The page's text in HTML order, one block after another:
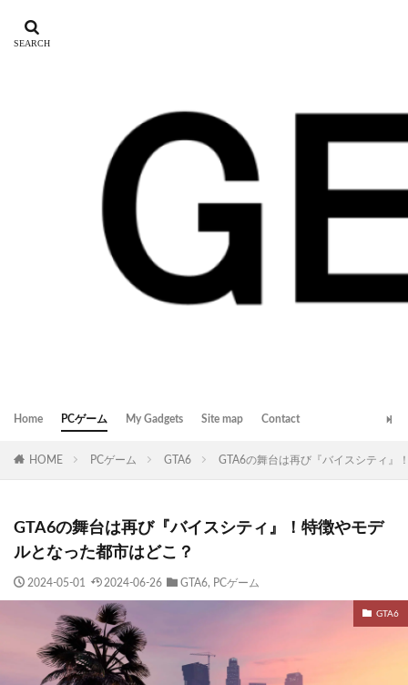
Home PCゲーム My Gadgets Site map Contact
HOME PCゲーム GTA6 GTA6の舞台は再び『バイスシティ』
GTA6の舞台は再び『バイスシティ』！特徴やモデ
ルとなった都市はどこ？
2024-05-01 2024-06-26 GTA6, PCゲーム
GTA6